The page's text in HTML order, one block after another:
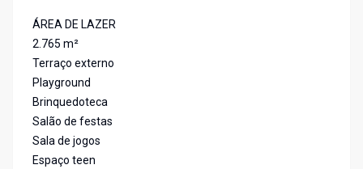
ÁREA DE LAZER
2.765 m²
Terraço externo
Playground
Brinquedoteca
Salão de festas
Sala de jogos
Espaço teen